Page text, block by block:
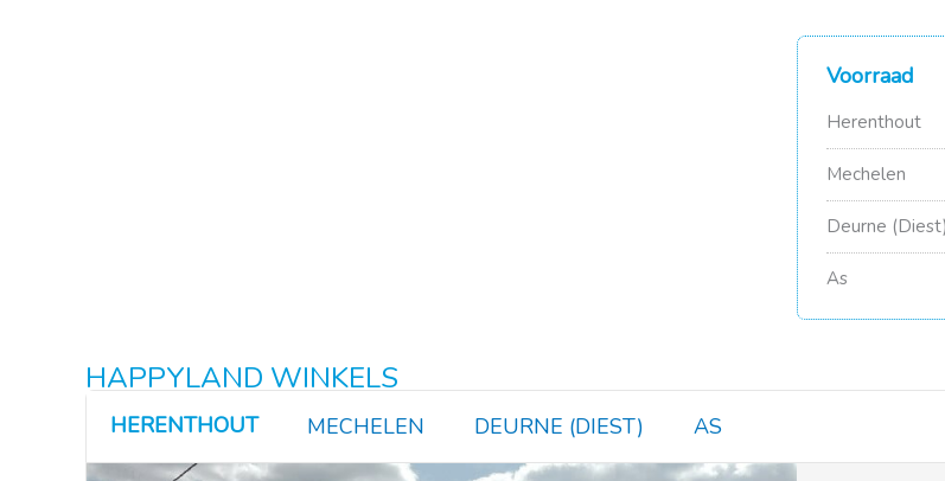
Voorraad
Herenthout
Mechelen
Deurne (Diest)
As
HAPPYLAND WINKELS
HERENTHOUT MECHELEN DEURNE (DIEST) AS